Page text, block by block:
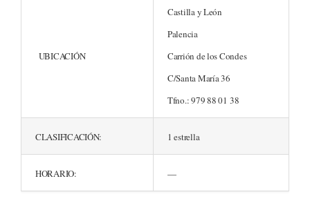
UBICACIÓN
Castilla y León
Palencia
Carrión de los Condes
C/Santa María 36
Tfno.: 979 88 01 38
CLASIFICACIÓN: 1 estrella
HORARIO: —